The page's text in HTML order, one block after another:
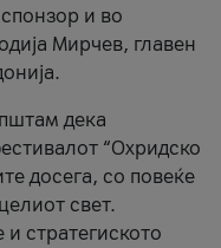
и во
Мирчев, главен
дека
“Охридско
досега, со повеќе
свет.
стратегиското